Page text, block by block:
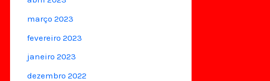
março 2023
fevereiro 2023
janeiro 2023
dezembro 2022